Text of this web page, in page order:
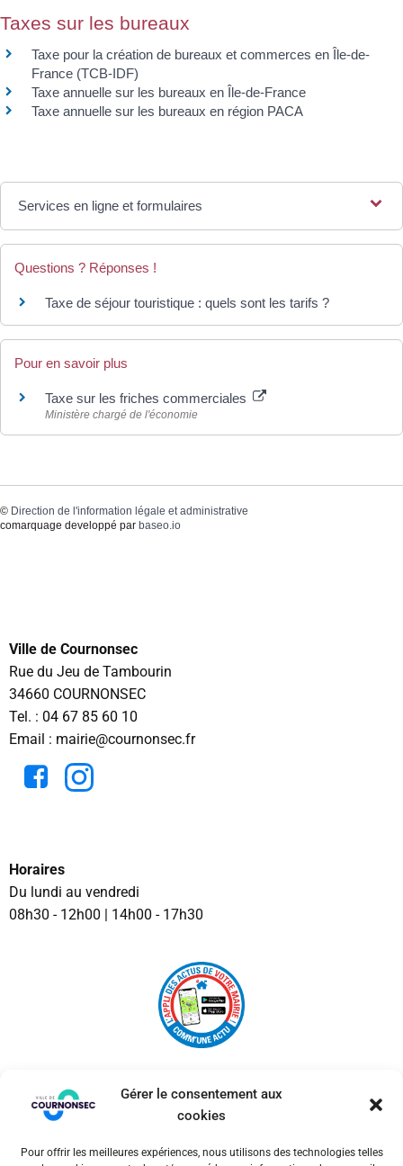
Gérer le consentement aux
cookies
Pour offrir les meilleures expériences, nous utilisons des technologies telles
Taxes sur les bureaux
Taxe pour la création de bureaux et commerces en Île-de-
France (TCB-IDF)
Taxe annuelle sur les bureaux en Île-de-France
Taxe annuelle sur les bureaux en région PACA
Services en ligne et formulaires
Questions ? Réponses !
Taxe de séjour touristique : quels sont les tarifs ?
Pour en savoir plus
Taxe sur les friches commerciales
Ministère chargé de l'économie
© Direction de l'information légale et administrative
comarquage developpé par baseo.io
Ville de Cournonsec
Rue du Jeu de Tambourin
34660 COURNONSEC
Tel. : 04 67 85 60 10
Email : mairie@cournonsec.fr
Horaires
Du lundi au vendredi
08h30 - 12h00 | 14h00 - 17h30
© 2026 Ville de Cournonsec. Un service proposé par